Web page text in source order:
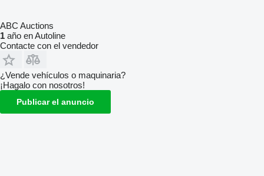
ABC Auctions
1 año en Autoline
Contacte con el vendedor
¿Vende vehículos o maquinaria?
¡Hagalo con nosotros!
Publicar el anuncio